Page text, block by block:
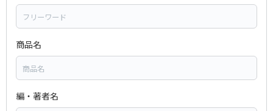
商品名
編・著者名